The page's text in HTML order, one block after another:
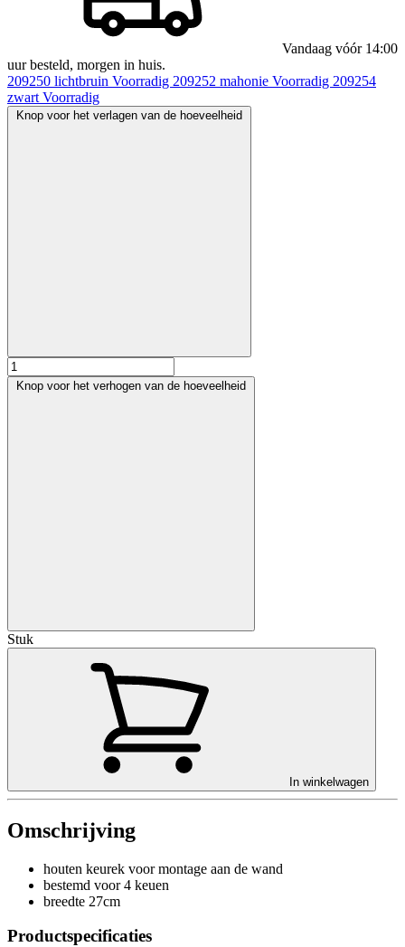
Vandaag vóór 14:00
uur besteld, morgen in huis.
209250 lichtbruin Voorradig 209252 mahonie Voorradig 209254
zwart Voorradig
Knop voor het verlagen van de hoeveelheid
Knop voor het verhogen van de hoeveelheid
Stuk
In winkelwagen
Omschrijving
houten keurek voor montage aan de wand
bestemd voor 4 keuen
breedte 27cm
Productspecificaties